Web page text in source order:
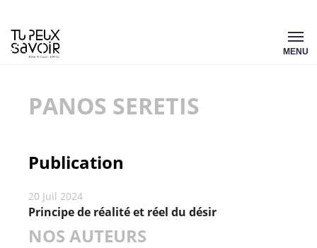
Aller
au
MENU
PANOS SERETIS
Publication
20 Juil 2024
Principe de réalité et réel du désir
NOS AUTEURS